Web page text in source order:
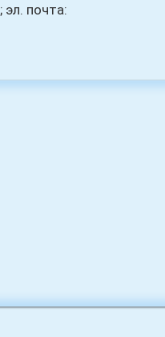
; эл. почта: